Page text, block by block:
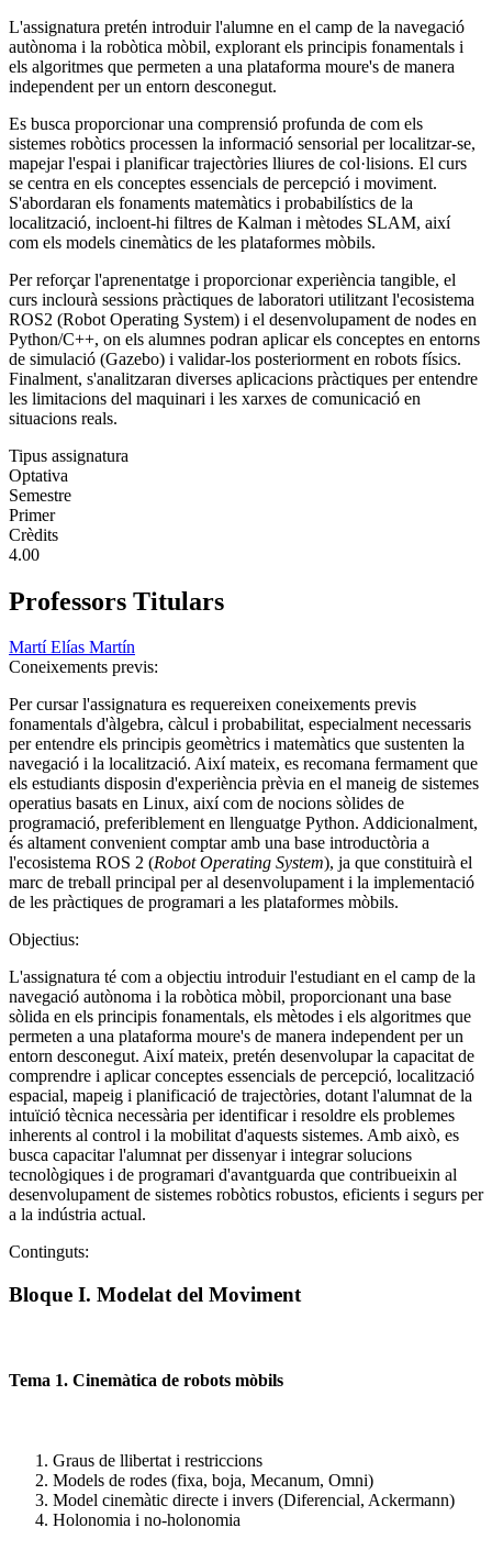
L'assignatura pretén introduir l'alumne en el camp de la navegació
autònoma i la robòtica mòbil, explorant els principis fonamentals i
els algoritmes que permeten a una plataforma moure's de manera
independent per un entorn desconegut.
Es busca proporcionar una comprensió profunda de com els
sistemes robòtics processen la informació sensorial per localitzar-se,
mapejar l'espai i planificar trajectòries lliures de col·lisions. El curs
se centra en els conceptes essencials de percepció i moviment.
S'abordaran els fonaments matemàtics i probabilístics de la
localització, incloent-hi filtres de Kalman i mètodes SLAM, així
com els models cinemàtics de les plataformes mòbils.
Per reforçar l'aprenentatge i proporcionar experiència tangible, el
curs inclourà sessions pràctiques de laboratori utilitzant l'ecosistema
ROS2 (Robot Operating System) i el desenvolupament de nodes en
Python/C++, on els alumnes podran aplicar els conceptes en entorns
de simulació (Gazebo) i validar-los posteriorment en robots físics.
Finalment, s'analitzaran diverses aplicacions pràctiques per entendre
les limitacions del maquinari i les xarxes de comunicació en
situacions reals.
Tipus assignatura
Optativa
Semestre
Primer
Crèdits
4.00
Professors Titulars
Martí Elías Martín
Coneixements previs:
Per cursar l'assignatura es requereixen coneixements previs
fonamentals d'àlgebra, càlcul i probabilitat, especialment necessaris
per entendre els principis geomètrics i matemàtics que sustenten la
navegació i la localització. Així mateix, es recomana fermament que
els estudiants disposin d'experiència prèvia en el maneig de sistemes
operatius basats en Linux, així com de nocions sòlides de
programació, preferiblement en llenguatge Python. Addicionalment,
és altament convenient comptar amb una base introductòria a
l'ecosistema ROS 2 (Robot Operating System), ja que constituirà el
marc de treball principal per al desenvolupament i la implementació
de les pràctiques de programari a les plataformes mòbils.
Objectius:
L'assignatura té com a objectiu introduir l'estudiant en el camp de la
navegació autònoma i la robòtica mòbil, proporcionant una base
sòlida en els principis fonamentals, els mètodes i els algoritmes que
permeten a una plataforma moure's de manera independent per un
entorn desconegut. Així mateix, pretén desenvolupar la capacitat de
comprendre i aplicar conceptes essencials de percepció, localització
espacial, mapeig i planificació de trajectòries, dotant l'alumnat de la
intuïció tècnica necessària per identificar i resoldre els problemes
inherents al control i la mobilitat d'aquests sistemes. Amb això, es
busca capacitar l'alumnat per dissenyar i integrar solucions
tecnològiques i de programari d'avantguarda que contribueixin al
desenvolupament de sistemes robòtics robustos, eficients i segurs per
a la indústria actual.
Continguts:
Bloque I. Modelat del Moviment
Tema 1. Cinemàtica de robots mòbils
Graus de llibertat i restriccions
Models de rodes (fixa, boja, Mecanum, Omni)
Model cinemàtic directe i invers (Diferencial, Ackermann)
Holonomia i no-holonomia